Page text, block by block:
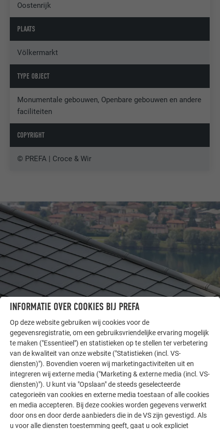
Oostenrijk
PLAATS
Völkermarkt
TYPE OBJECT
Monumentale gebouwen, Openbare gebouwen en andere
faciliteiten
COPYRIGHT
© PREFA | Croce & Wir
LAAT U INSPIREREN
ANDERE OBJECTEN
De PREFA referentiegallerij laat zien hoe veelzijdig
aluminium kan worden toegepast. Ontdek meer
indrukwekkende projecten met de duurzame PREFA
aluminiumoplossingen voor dak, zonne-energie en
INFORMATIE OVER COOKIES BIJ PREFA
Op deze website gebruiken wij cookies voor de
gegevensregistratie, om een gebruiksvriendelijke ervaring mogelijk
te maken ("Essentieel") en statistieken op te stellen ter verbetering
van de kwaliteit van onze website ("Statistieken (incl. VS-
diensten)"). Bovendien voeren wij marketingactiviteiten uit en
integreren wij externe media ("Marketing & externe media (incl. VS-
diensten)"). U kunt via "Opslaan" de steeds geselecteerde
categorieën van cookies en externe media toestaan of alle cookies
en media accepteren. Bij deze cookies worden gegevens verwerkt
door ons en door derde aanbieders die in de VS zijn gevestigd. Als
u voor alle diensten toestemming geeft, gaat u ook expliciet